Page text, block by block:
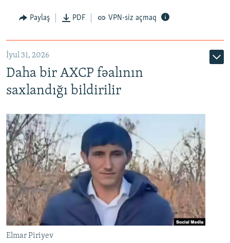
Paylaş PDF VPN-siz açmaq
İyul 31, 2026
Daha bir AXCP fəalının
saxlandığı bildirilir
Elmar Piriyev